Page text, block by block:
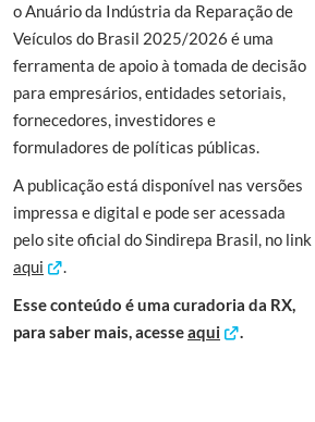
o Anuário da Indústria da Reparação de
Veículos do Brasil 2025/2026 é uma
ferramenta de apoio à tomada de decisão
para empresários, entidades setoriais,
fornecedores, investidores e
formuladores de políticas públicas.
A publicação está disponível nas versões
impressa e digital e pode ser acessada
pelo site oficial do Sindirepa Brasil, no link
aqui
.
Esse conteúdo é uma curadoria da RX,
para saber mais, acesseaqui .